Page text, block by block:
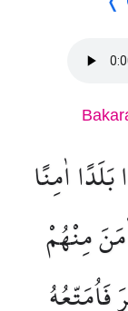
اٰمِنًا
مِنْهُمْ
فَاُمَتِّعُهُ